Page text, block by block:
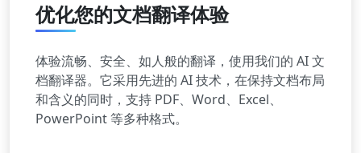
优化您的文档翻译体验
体验流畅、安全、如人般的翻译，使用我们的 AI 文
档翻译器。它采用先进的 AI 技术，在保持文档布局
和含义的同时，支持 PDF、Word、Excel、
PowerPoint 等多种格式。